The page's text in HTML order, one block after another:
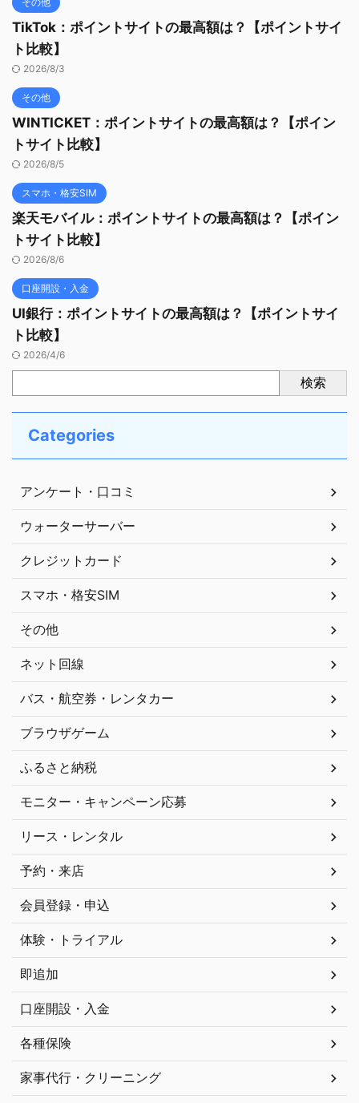
TikTok：ポイントサイトの最高額は？【ポイントサイ
ト比較】
2026/8/3
その他
WINTICKET：ポイントサイトの最高額は？【ポイン
トサイト比較】
2026/8/5
スマホ・格安SIM
楽天モバイル：ポイントサイトの最高額は？【ポイン
トサイト比較】
2026/8/6
口座開設・入金
UI銀行：ポイントサイトの最高額は？【ポイントサイ
ト比較】
2026/4/6
検索
Categories
アンケート・口コミ
ウォーターサーバー
クレジットカード
スマホ・格安SIM
その他
ネット回線
バス・航空券・レンタカー
ブラウザゲーム
ふるさと納税
モニター・キャンペーン応募
リース・レンタル
予約・来店
会員登録・申込
体験・トライアル
即追加
口座開設・入金
各種保険
家事代行・クリーニング